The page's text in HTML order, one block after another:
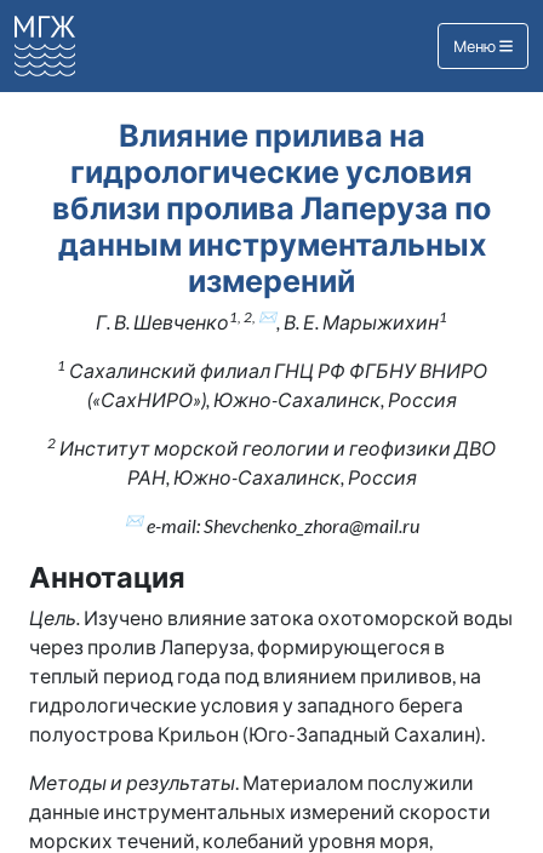
Меню
Влияние прилива на
гидрологические условия
вблизи пролива Лаперуза по
данным инструментальных
измерений
Г. В. Шевченко1, 2, ✉, В. Е. Марыжихин1
1 Сахалинский филиал ГНЦ РФ ФГБНУ ВНИРО
(«СахНИРО»), Южно-Сахалинск, Россия
2 Институт морской геологии и геофизики ДВО
РАН, Южно-Сахалинск, Россия
✉e-mail: Shevchenko_zhora@mail.ru
Аннотация
Цель. Изучено влияние затока охотоморской воды
через пролив Лаперуза, формирующегося в
теплый период года под влиянием приливов, на
гидрологические условия у западного берега
полуострова Крильон (Юго-Западный Сахалин).
Методы и результаты. Материалом послужили
данные инструментальных измерений скорости
морских течений, колебаний уровня моря,